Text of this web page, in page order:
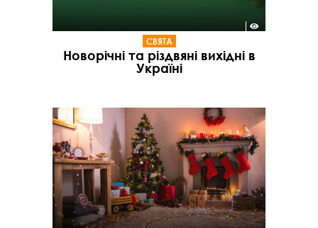
СВЯТА
Новорічні та різдвяні вихідні в
Україні